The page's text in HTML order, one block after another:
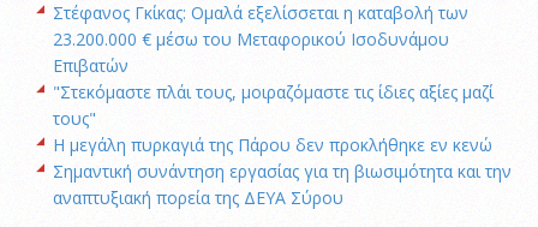
Στέφανος Γκίκας: Ομαλά εξελίσσεται η καταβολή των
23.200.000 € μέσω του Μεταφορικού Ισοδυνάμου
Επιβατών
"Στεκόμαστε πλάι τους, μοιραζόμαστε τις ίδιες αξίες μαζί
τους"
Η μεγάλη πυρκαγιά της Πάρου δεν προκλήθηκε εν κενώ
Σημαντική συνάντηση εργασίας για τη βιωσιμότητα και την
αναπτυξιακή πορεία της ΔΕΥΑ Σύρου